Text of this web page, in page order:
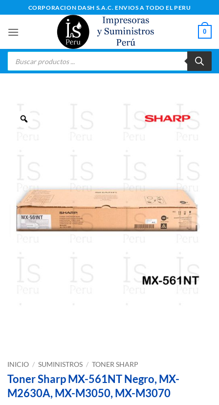
al
contenido
CORPORACION DASH S.A.C. ENVIOS A TODO EL PERU
0
Búsqueda
INICIO / SUMINISTROS / TONER SHARP
Toner Sharp MX-561NT Negro, MX-
M2630A, MX-M3050, MX-M3070